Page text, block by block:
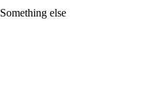
Something else